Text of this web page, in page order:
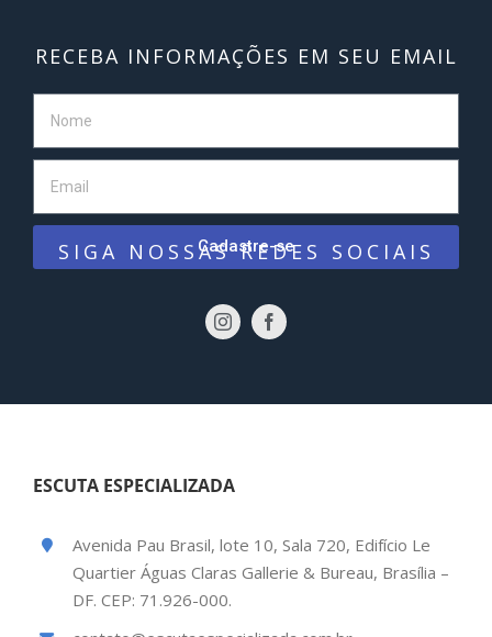
RECEBA INFORMAÇÕES EM SEU EMAIL
Cadastre-se
SIGA NOSSAS REDES SOCIAIS
ESCUTA ESPECIALIZADA
Avenida Pau Brasil, lote 10, Sala 720, Edifício Le
Quartier Águas Claras Gallerie & Bureau, Brasília –
DF. CEP: 71.926-000.